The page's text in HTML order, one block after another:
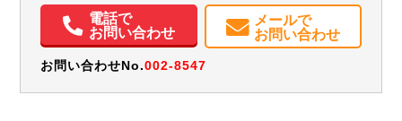
ETC
バックモニター 記録簿（一部含む）
取扱説明書（一部含む）
メンテナンスノート（保証書）
電話で
お問い合わせ
メールで
お問い合わせ
お問い合わせNo.002-8547